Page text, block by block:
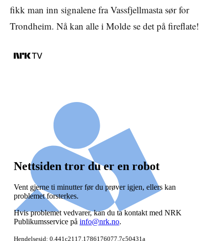
fikk man inn signalene fra Vassfjellmasta sør for
Trondheim. Nå kan alle i Molde se det på fireflate!